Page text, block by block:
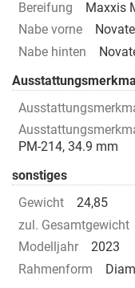
Bereifung
Maxxis
Nabe vorne
Nabe hinten
PM-214, 34.9 mm
sonstiges
Gewicht
24,85
zul. Gesamtgewicht
Modelljahr
2023
Rahmenform